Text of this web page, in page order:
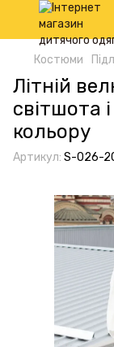
Костюми
Літній
світшота
кольору
Артикул: S-026-